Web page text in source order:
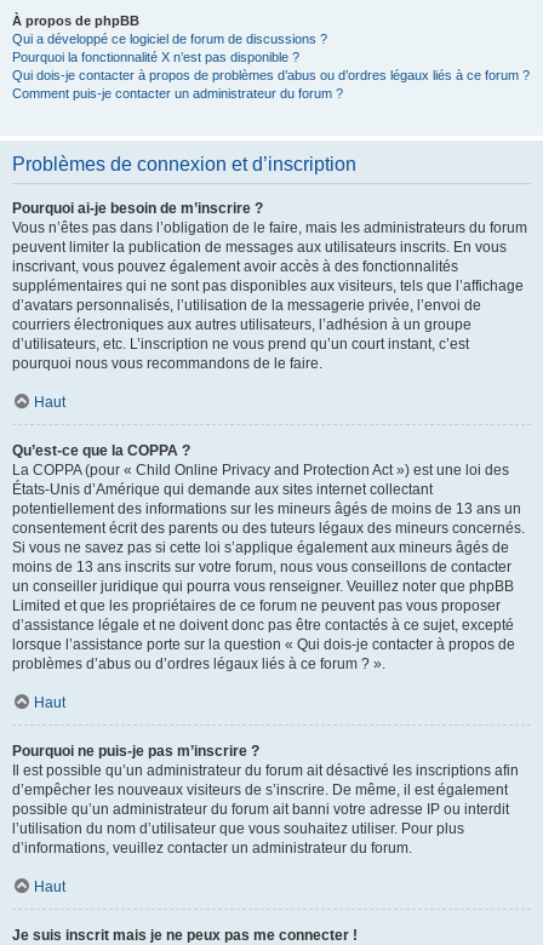
À propos de phpBB
Qui a développé ce logiciel de forum de discussions ?
Pourquoi la fonctionnalité X n’est pas disponible ?
Qui dois-je contacter à propos de problèmes d’abus ou d’ordres légaux liés à ce forum ?
Comment puis-je contacter un administrateur du forum ?
Problèmes de connexion et d’inscription
Pourquoi ai-je besoin de m’inscrire ?
Vous n’êtes pas dans l’obligation de le faire, mais les administrateurs du forum
peuvent limiter la publication de messages aux utilisateurs inscrits. En vous
inscrivant, vous pouvez également avoir accès à des fonctionnalités
supplémentaires qui ne sont pas disponibles aux visiteurs, tels que l’affichage
d’avatars personnalisés, l’utilisation de la messagerie privée, l’envoi de
courriers électroniques aux autres utilisateurs, l’adhésion à un groupe
d’utilisateurs, etc. L’inscription ne vous prend qu’un court instant, c’est
pourquoi nous vous recommandons de le faire.
Haut
Qu’est-ce que la COPPA ?
La COPPA (pour « Child Online Privacy and Protection Act ») est une loi des
États-Unis d’Amérique qui demande aux sites internet collectant
potentiellement des informations sur les mineurs âgés de moins de 13 ans un
consentement écrit des parents ou des tuteurs légaux des mineurs concernés.
Si vous ne savez pas si cette loi s’applique également aux mineurs âgés de
moins de 13 ans inscrits sur votre forum, nous vous conseillons de contacter
un conseiller juridique qui pourra vous renseigner. Veuillez noter que phpBB
Limited et que les propriétaires de ce forum ne peuvent pas vous proposer
d’assistance légale et ne doivent donc pas être contactés à ce sujet, excepté
lorsque l’assistance porte sur la question « Qui dois-je contacter à propos de
problèmes d’abus ou d’ordres légaux liés à ce forum ? ».
Haut
Pourquoi ne puis-je pas m’inscrire ?
Il est possible qu’un administrateur du forum ait désactivé les inscriptions afin
d’empêcher les nouveaux visiteurs de s’inscrire. De même, il est également
possible qu’un administrateur du forum ait banni votre adresse IP ou interdit
l’utilisation du nom d’utilisateur que vous souhaitez utiliser. Pour plus
d’informations, veuillez contacter un administrateur du forum.
Haut
Je suis inscrit mais je ne peux pas me connecter !